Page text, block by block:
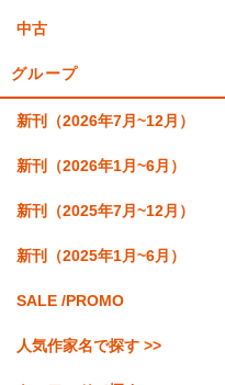
中古
グループ
新刊（2026年7月~12月）
新刊（2026年1月~6月）
新刊（2025年7月~12月）
新刊（2025年1月~6月）
SALE /PROMO
人気作家名で探す >>